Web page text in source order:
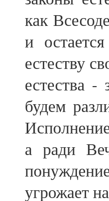
как
и
естеству
естества
будем
а ради
угрожает